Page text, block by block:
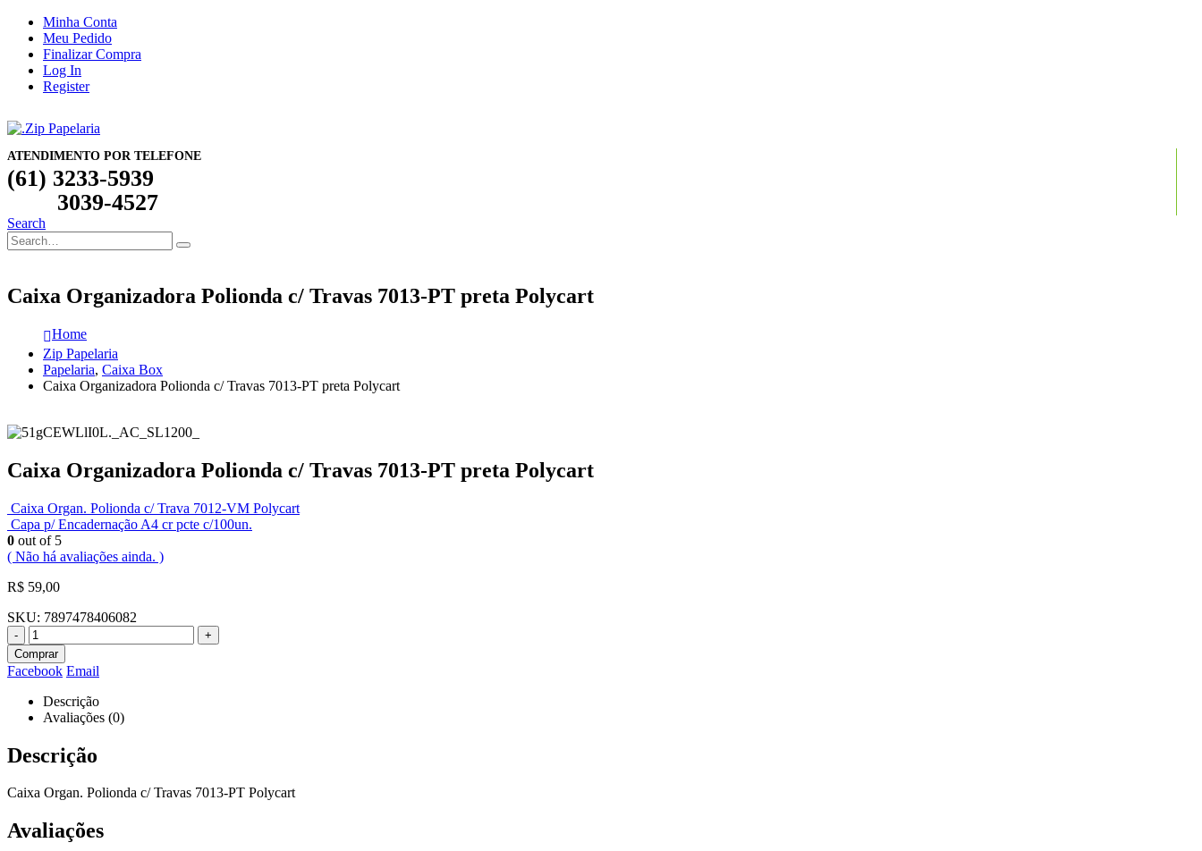
Minha Conta
Meu Pedido
Finalizar Compra
Log In
Register
ATENDIMENTO POR TELEFONE
(61) 3233-5939
3039-4527
Search
Caixa Organizadora Polionda c/ Travas 7013-PT preta Polycart
Home
Zip Papelaria
Papelaria, Caixa Box
Caixa Organizadora Polionda c/ Travas 7013-PT preta Polycart
Caixa Organizadora Polionda c/ Travas 7013-PT preta Polycart
Caixa Organ. Polionda c/ Trava 7012-VM Polycart
Capa p/ Encadernação A4 cr pcte c/100un.
0 out of 5
( Não há avaliações ainda. )
R$ 59,00
SKU: 7897478406082
-
+
Comprar
Facebook Email
Descrição
Avaliações (0)
Descrição
Caixa Organ. Polionda c/ Travas 7013-PT Polycart
Avaliações